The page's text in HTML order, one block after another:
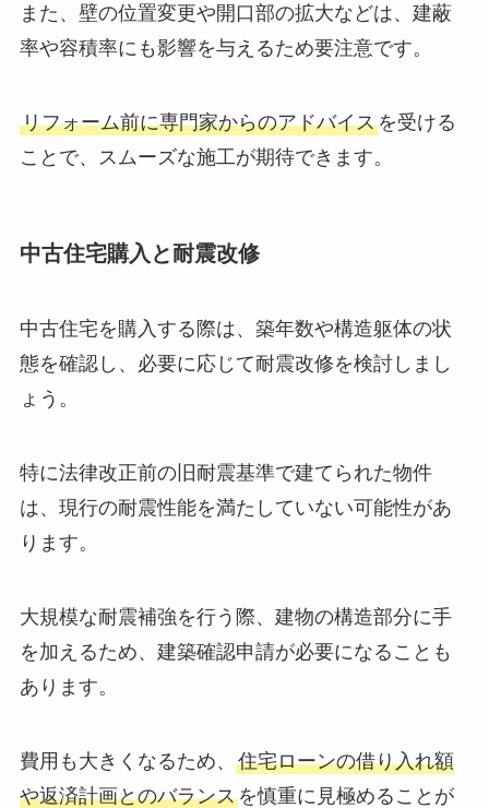
また、壁の位置変更や開口部の拡大などは、建蔽
率や容積率にも影響を与えるため要注意です。
リフォーム前に専門家からのアドバイスを受ける
ことで、スムーズな施工が期待できます。
中古住宅購入と耐震改修
中古住宅を購入する際は、築年数や構造躯体の状
態を確認し、必要に応じて耐震改修を検討しまし
ょう。
特に法律改正前の旧耐震基準で建てられた物件
は、現行の耐震性能を満たしていない可能性があ
ります。
大規模な耐震補強を行う際、建物の構造部分に手
を加えるため、建築確認申請が必要になることも
あります。
費用も大きくなるため、 住宅ローンの借り入れ額
や返済計画とのバランスを慎重に見極めることが